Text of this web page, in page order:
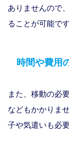
ありませんので
ることが可能です
時間や費用
また、移動の必
などもかかりま
子や気遣いも必